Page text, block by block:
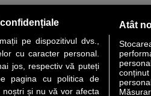
COVER STORY LIDERI
pe dispozitivul dvs.,
cu caracter personal.
jos, respectiv vă puteți
pagina cu politica de
noștri și nu vă vor afecta
Atât